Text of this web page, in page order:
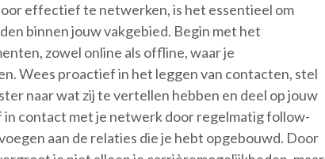
effectief te netwerken, is het essentieel om
binnen jouw vakgebied. Begin met het
zowel online als offline, waar je
Wees proactief in het leggen van contacten, stel
naar wat zij te vertellen hebben en deel op jouw
contact met je netwerk door regelmatig follow-
aan de relaties die je hebt opgebouwd. Door